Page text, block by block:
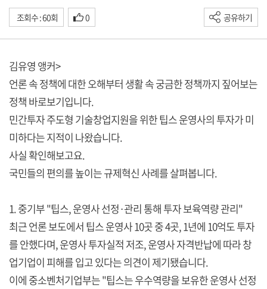
조회수 : 60회 0 공유하기
김유영 앵커>
언론 속 정책에 대한 오해부터 생활 속 궁금한 정책까지 짚어보는
정책 바로보기입니다.
민간투자 주도형 기술창업지원을 위한 팁스 운영사의 투자가 미
미하다는 지적이 나왔습니다.
사실 확인해보고요.
국민들의 편의를 높이는 규제혁신 사례를 살펴봅니다.
1. 중기부 "팁스, 운영사 선정·관리 통해 투자 보육역량 관리"
최근 언론 보도에서 팁스 운영사 10곳 중 4곳, 1년에 10억도 투자
를 안했다며, 운영사 투자실적 저조, 운영사 자격반납에 따라 창
업기업이 피해를 입고 있다는 의견이 제기됐습니다.
이에 중소벤처기업부는 "팁스는 우수역량을 보유한 운영사 선정